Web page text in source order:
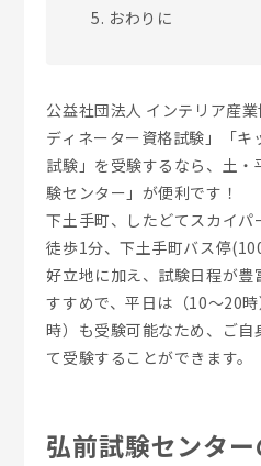
おわりに
公益社団法人 インテリア産
ディネーター資格試験」「
試験」を受験するなら、土
験センター」が便利です！
下土手町、したどてスカイパ
徒歩1分、下土手町バス停
好立地に加え、試験日程が
すすめで、平日は（10～20
時）も受験可能なため、ご自
て受験することができます。
弘前試験センタ